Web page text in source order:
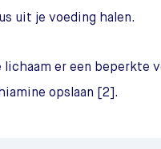
uit je voeding halen.
er een beperkte
opslaan [2].